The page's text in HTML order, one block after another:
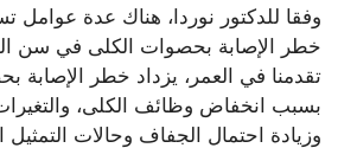
وفقا للدكتور نوردا، هناك عدة عوامل
خطر الإصابة بحصوات الكلى في سن
تقدمنا ​​في العمر، يزداد خطر الإصابة
بسبب انخفاض وظائف الكلى، والتغيرات
وزيادة احتمال الجفاف وحالات التمثيل